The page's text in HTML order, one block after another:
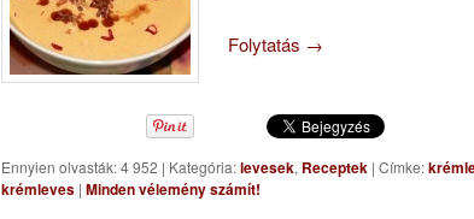
Folytatás →
Ennyien olvasták: 4 952 | Kategória:levesek, Receptek | Címke:
krémleves | Minden vélemény számít!